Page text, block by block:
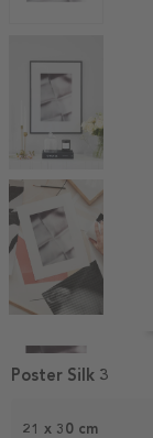
1
21 x 30 cm
Poster Silk 3